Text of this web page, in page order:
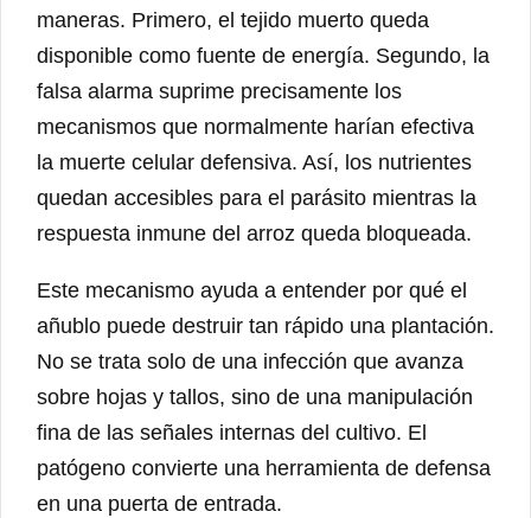
maneras. Primero, el tejido muerto queda
disponible como fuente de energía. Segundo, la
falsa alarma suprime precisamente los
mecanismos que normalmente harían efectiva
la muerte celular defensiva. Así, los nutrientes
quedan accesibles para el parásito mientras la
respuesta inmune del arroz queda bloqueada.
Este mecanismo ayuda a entender por qué el
añublo puede destruir tan rápido una plantación.
No se trata solo de una infección que avanza
sobre hojas y tallos, sino de una manipulación
fina de las señales internas del cultivo. El
patógeno convierte una herramienta de defensa
en una puerta de entrada.